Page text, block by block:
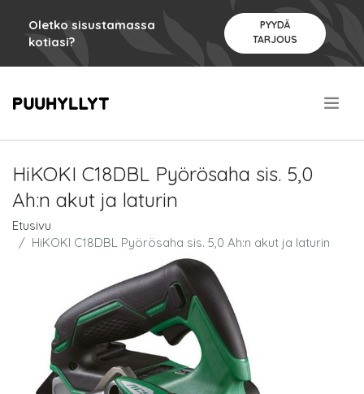
Oletko sisustamassa
kotiasi?
PYYDÄ
TARJOUS
HiKOKI C18DBL Pyörösaha sis. 5,0
Ah:n akut ja laturin
Etusivu
HiKOKI C18DBL Pyörösaha sis. 5,0 Ah:n akut ja laturin